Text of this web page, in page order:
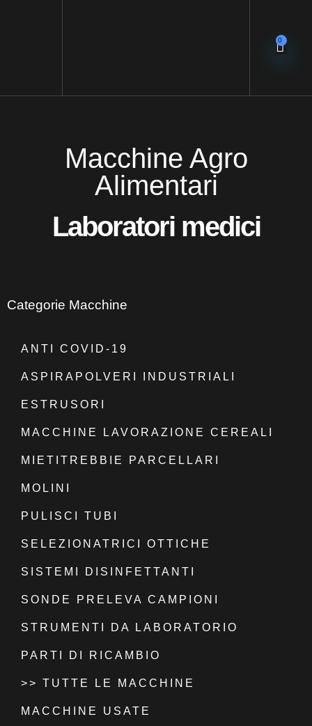
0
Macchine Agro
Alimentari
Laboratori medici
Categorie Macchine
ANTI COVID-19
ASPIRAPOLVERI INDUSTRIALI
ESTRUSORI
MACCHINE LAVORAZIONE CEREALI
MIETITREBBIE PARCELLARI
MOLINI
PULISCI TUBI
SELEZIONATRICI OTTICHE
SISTEMI DISINFETTANTI
SONDE PRELEVA CAMPIONI
STRUMENTI DA LABORATORIO
PARTI DI RICAMBIO
>> TUTTE LE MACCHINE
MACCHINE USATE